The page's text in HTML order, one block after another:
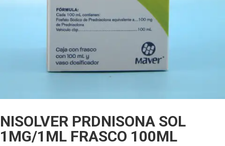
NISOLVER PRDNISONA SOL
1MG/1ML FRASCO 100ML